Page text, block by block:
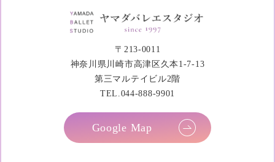
〒213-0011
神奈川県川崎市高津区久本1-7-13
第三マルテイビル2階
TEL.044-888-9901
Google Map